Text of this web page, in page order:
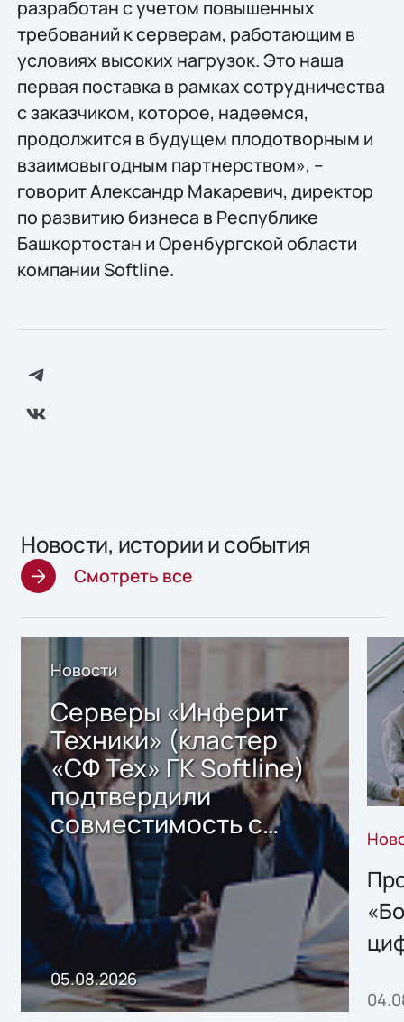
разработан с учетом повышенных
требований к серверам, работающим в
условиях высоких нагрузок. Это наша
первая поставка в рамках сотрудничества
с заказчиком, которое, надеемся,
продолжится в будущем плодотворным и
взаимовыгодным партнерством», –
говорит Александр Макаревич, директор
по развитию бизнеса в Республике
Башкортостан и Оренбургской области
компании Softline.
Новости, истории и события
Смотреть все
Новости
Серверы «Инферит
Техники» (кластер
«СФ Тех» ГК Softline)
подтвердили
совместимость с
решением Sharx
Storage 2.x для
хранения данных
05.08.2026